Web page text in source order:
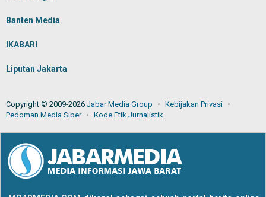
Banten Media
IKABARI
Liputan Jakarta
Copyright © 2009-2026 Jabar Media Group
Kebijakan Privasi
Pedoman Media Siber
Kode Etik Jurnalistik